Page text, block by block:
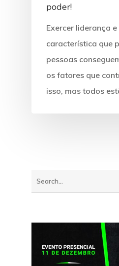
poder!
Exercer liderança
característica que
pessoas
os fatores que
isso, mas todos